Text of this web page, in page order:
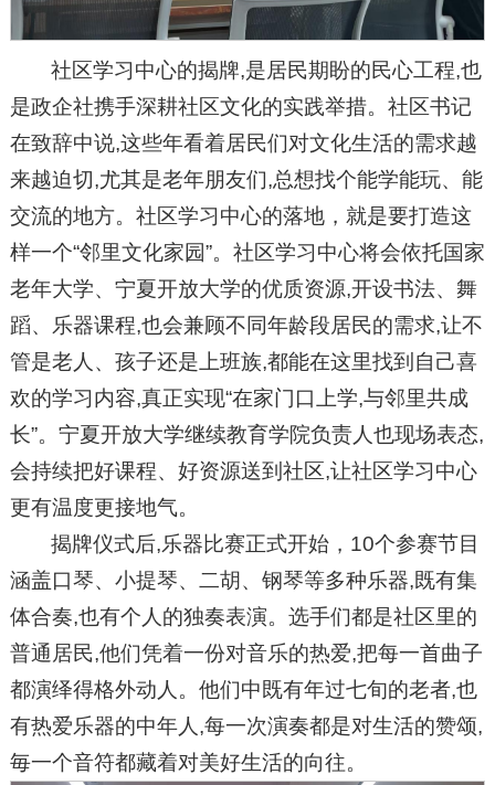
社区学习中心的揭牌,是居民期盼的民心工程,也
是政企社携手深耕社区文化的实践举措。社区书记
在致辞中说,这些年看着居民们对文化生活的需求越
来越迫切,尤其是老年朋友们,总想找个能学能玩、能
交流的地方。社区学习中心的落地，就是要打造这
样一个“邻里文化家园”。社区学习中心将会依托国家
老年大学、宁夏开放大学的优质资源,开设书法、舞
蹈、乐器课程,也会兼顾不同年龄段居民的需求,让不
管是老人、孩子还是上班族,都能在这里找到自己喜
欢的学习内容,真正实现“在家门口上学,与邻里共成
长”。宁夏开放大学继续教育学院负责人也现场表态,
会持续把好课程、好资源送到社区,让社区学习中心
更有温度更接地气。
揭牌仪式后,乐器比赛正式开始，10个参赛节目
涵盖口琴、小提琴、二胡、钢琴等多种乐器,既有集
体合奏,也有个人的独奏表演。选手们都是社区里的
普通居民,他们凭着一份对音乐的热爱,把每一首曲子
都演绎得格外动人。他们中既有年过七旬的老者,也
有热爱乐器的中年人,每一次演奏都是对生活的赞颂,
毎一个音符都藏着对美好生活的向往。